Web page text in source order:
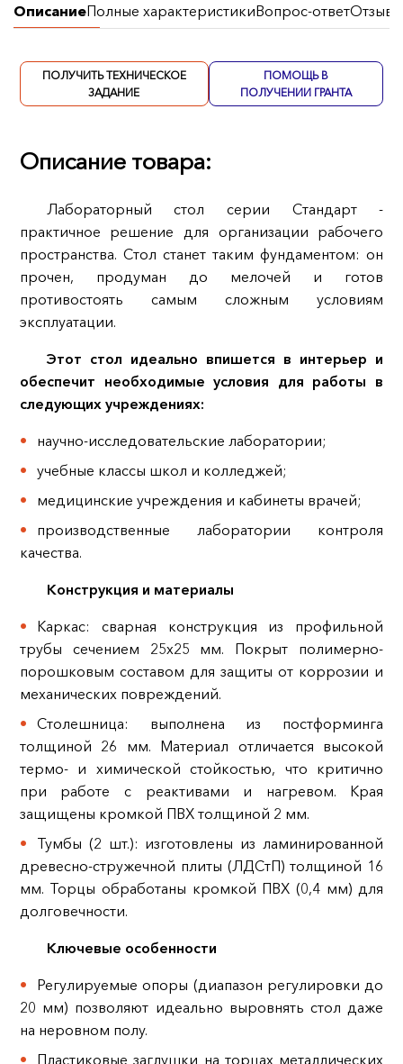
ОписаниеПолные характеристикиВопрос-ответОтзывы
ПОЛУЧИТЬ ТЕХНИЧЕСКОЕ
ЗАДАНИЕ
ПОМОЩЬ В
ПОЛУЧЕНИИ ГРАНТА
Описание товара:
Лабораторный стол серии Стандарт -
практичное решение для организации рабочего
пространства. Стол станет таким фундаментом: он
прочен, продуман до мелочей и готов
противостоять самым сложным условиям
эксплуатации.
Этот стол идеально впишется в интерьер и
обеспечит необходимые условия для работы в
следующих учреждениях:
научно-исследовательские лаборатории;
учебные классы школ и колледжей;
медицинские учреждения и кабинеты врачей;
производственные лаборатории контроля
качества.
Конструкция и материалы
Каркас: сварная конструкция из профильной
трубы сечением 25х25 мм. Покрыт полимерно-
порошковым составом для защиты от коррозии и
механических повреждений.
Столешница: выполнена из постформинга
толщиной 26 мм. Материал отличается высокой
термо- и химической стойкостью, что критично
при работе с реактивами и нагревом. Края
защищены кромкой ПВХ толщиной 2 мм.
Тумбы (2 шт.): изготовлены из ламинированной
древесно-стружечной плиты (ЛДСтП) толщиной 16
мм. Торцы обработаны кромкой ПВХ (0,4 мм) для
долговечности.
Ключевые особенности
Регулируемые опоры (диапазон регулировки до
20 мм) позволяют идеально выровнять стол даже
на неровном полу.
Пластиковые заглушки на торцах металлических